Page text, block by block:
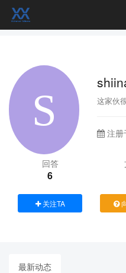
这家伙
注册
回答
6
关注TA
最新动态